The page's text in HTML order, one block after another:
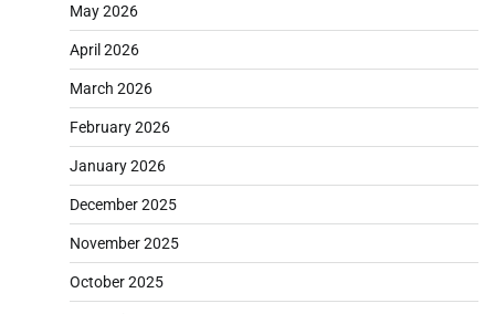
May 2026
April 2026
March 2026
February 2026
January 2026
December 2025
November 2025
October 2025